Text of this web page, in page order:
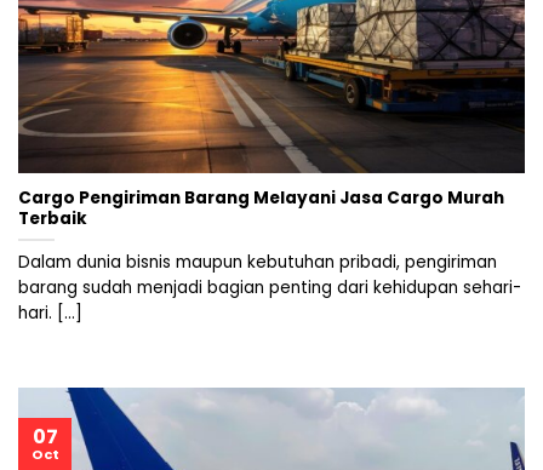
Cargo Pengiriman Barang Melayani Jasa Cargo Murah
Terbaik
Dalam dunia bisnis maupun kebutuhan pribadi, pengiriman
barang sudah menjadi bagian penting dari kehidupan sehari-
hari. [...]
07
Oct